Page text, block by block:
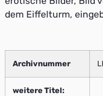
dem Eiffelturm,
Archivnummer
weitere Titel: